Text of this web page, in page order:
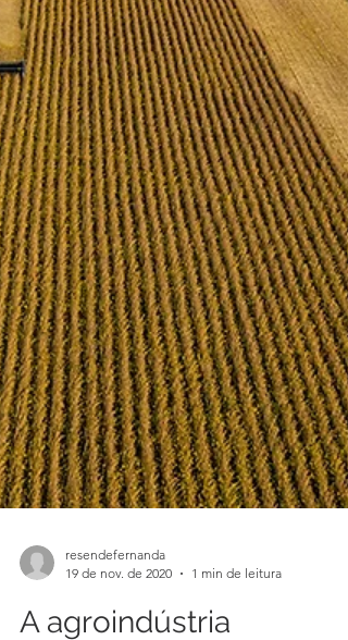
resendefernanda